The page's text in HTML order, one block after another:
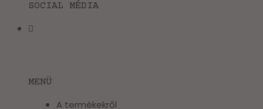
SOCIAL MÉDIA
MENÜ
A termékekről